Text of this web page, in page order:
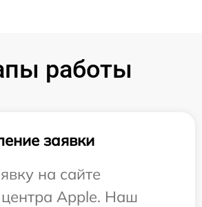
работы
заявки
на сайте
центра Apple. Наш